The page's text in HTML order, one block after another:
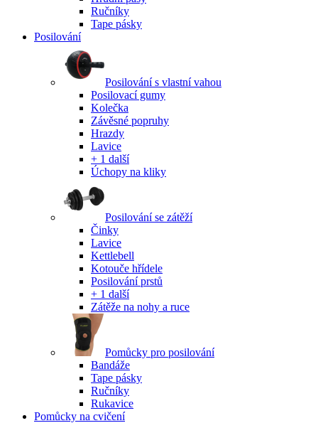
Ručníky
Tape pásky
Posilování
Posilování s vlastní vahou
Posilovací gumy
Kolečka
Závěsné popruhy
Hrazdy
Lavice
+ 1 další
Úchopy na kliky
Posilování se zátěží
Činky
Lavice
Kettlebell
Kotouče hřídele
Posilování prstů
+ 1 další
Zátěže na nohy a ruce
Pomůcky pro posilování
Bandáže
Tape pásky
Ručníky
Rukavice
Pomůcky na cvičení